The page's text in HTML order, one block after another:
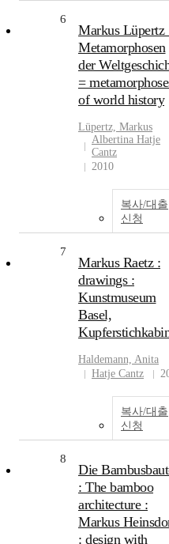
6
Markus Lüpertz
Metamorphosen
der
=
of world history
Lüpertz, Markus
Albertina Hatje
Cantz
2010
복사/대출
신청
7
Markus Raetz :
drawings :
Kunstmuseum
Basel,
Haldemann, Anita
Hatje Cantz
복사/대출
신청
8
Die
: The bamboo
architecture :
Markus
: design with